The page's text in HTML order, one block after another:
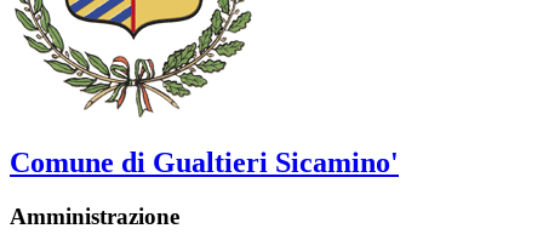
Comune di Gualtieri Sicamino'
Amministrazione